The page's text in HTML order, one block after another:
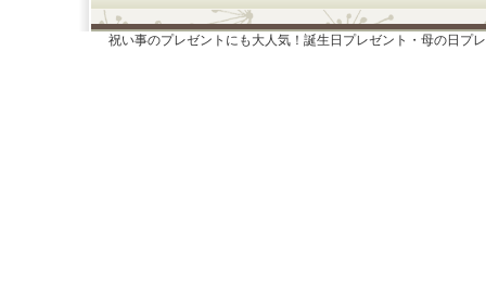
祝い事のプレゼントにも大人気！誕生日プレゼント・母の日プ